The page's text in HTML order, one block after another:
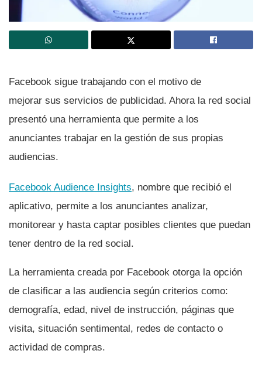
Facebook sigue trabajando con el motivo de
mejorar sus servicios de publicidad. Ahora la red social
presentó una herramienta que permite a los
anunciantes trabajar en la gestión de sus propias
audiencias.
Facebook Audience Insights, nombre que recibió el
aplicativo, permite a los anunciantes analizar,
monitorear y hasta captar posibles clientes que puedan
tener dentro de la red social.
La herramienta creada por Facebook otorga la opción
de clasificar a las audiencia según criterios como:
demografí­a, edad, nivel de instrucción, páginas que
visita, situación sentimental, redes de contacto o
actividad de compras.